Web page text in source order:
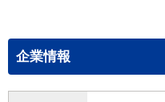
企業情報